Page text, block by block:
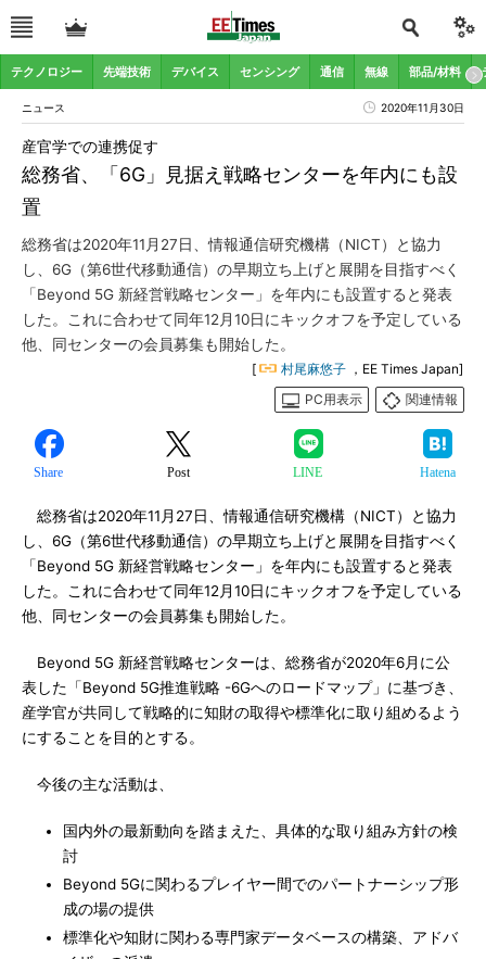
テクノロジー 先端技術 デバイス センシング 通信 無線 部品/材料
ニュース 2020年11月30日
総務省、「6G」見据え戦略センターを年内にも設
置
産官学での連携促す
総務省は2020年11月27日、情報通信研究機構（NICT）と協力
し、6G（第6世代移動通信）の早期立ち上げと展開を目指すべく
「Beyond 5G 新経営戦略センター」を年内にも設置すると発表
した。これに合わせて同年12月10日にキックオフを予定している
他、同センターの会員募集も開始した。
[ 村尾麻悠子 ，EE Times Japan]
PC用表示
関連情報
Share Post LINE Hatena
総務省は2020年11月27日、情報通信研究機構（NICT）と協力
し、6G（第6世代移動通信）の早期立ち上げと展開を目指すべく
「Beyond 5G 新経営戦略センター」を年内にも設置すると発表
した。これに合わせて同年12月10日にキックオフを予定している
他、同センターの会員募集も開始した。
Beyond 5G 新経営戦略センターは、総務省が2020年6月に公
表した「Beyond 5G推進戦略 -6Gへのロードマップ」に基づき、
産学官が共同して戦略的に知財の取得や標準化に取り組めるよう
にすることを目的とする。
今後の主な活動は、
国内外の最新動向を踏まえた、具体的な取り組み方針の検
討
Beyond 5Gに関わるプレイヤー間でのパートナーシップ形
成の場の提供
標準化や知財に関わる専門家データベースの構築、アドバ